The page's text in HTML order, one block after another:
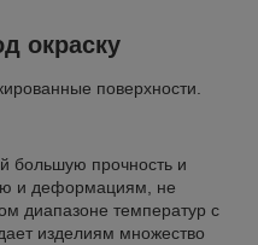
окраску
поверхности.
большую прочность и
и деформациям, не
диапазоне температур с
изделиям множество